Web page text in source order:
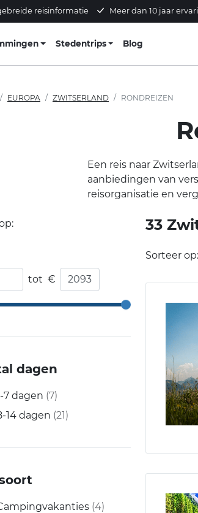
reisinformatie Meer dan 10 jaar
Stedentrips Blog
EUROPA ZWITSERLAND RONDREIZEN
Een reis naar
aanbiedingen van
reisorganisatie en
tot €
dagen
7 dagen (7)
14 dagen (21)
(4)
33
Sorteer op: